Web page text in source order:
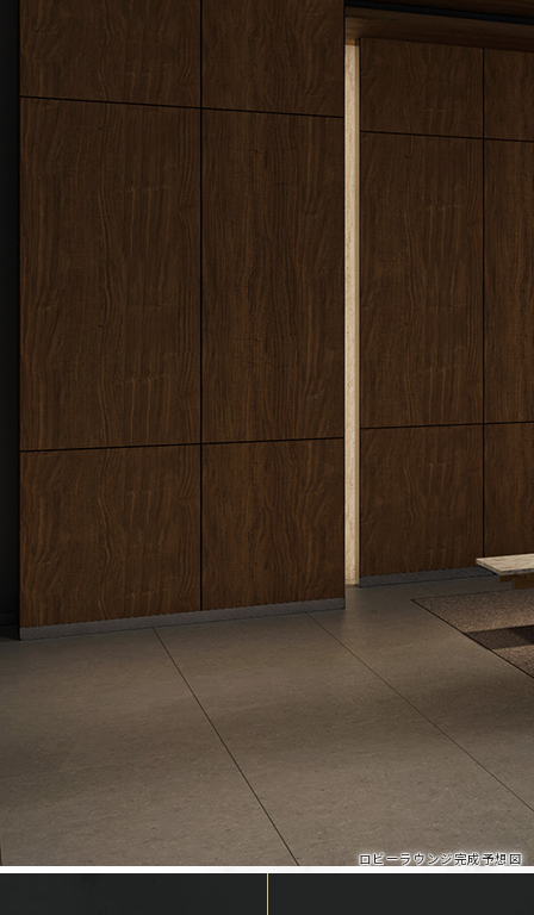
ロビーラウンジ完成予想図